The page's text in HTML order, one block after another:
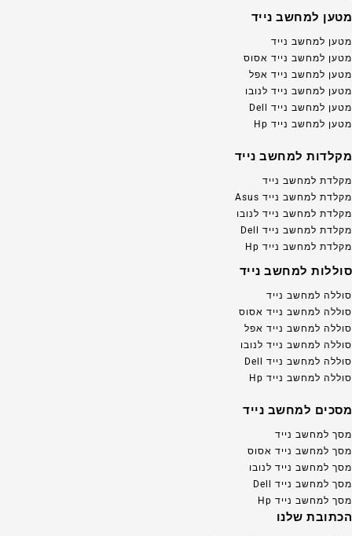
מטען למחשב נייד
מטען למחשב נייד
מטען למחשב נייד אסוס
מטען למחשב נייד אפל
מטען למחשב נייד לנובו
מטען למחשב נייד Dell
מטען למחשב נייד Hp
מקלדות למחשב נייד
מקלדת למחשב נייד
מקלדת למחשב נייד Asus
מקלדת למחשב נייד לנובו
מקלדת למחשב נייד Dell
מקלדת למחשב נייד Hp
סוללות למחשב נייד
סוללה למחשב נייד
סוללה למחשב נייד אסוס
סוללה למחשב נייד אפל
סוללה למחשב נייד לנובו
סוללה למחשב נייד Dell
סוללה למחשב נייד Hp
מסכים למחשב נייד
מסך למחשב נייד
מסך למחשב נייד אסוס
מסך למחשב נייד לנובו
מסך למחשב נייד Dell
מסך למחשב נייד Hp
הכתובת שלנו